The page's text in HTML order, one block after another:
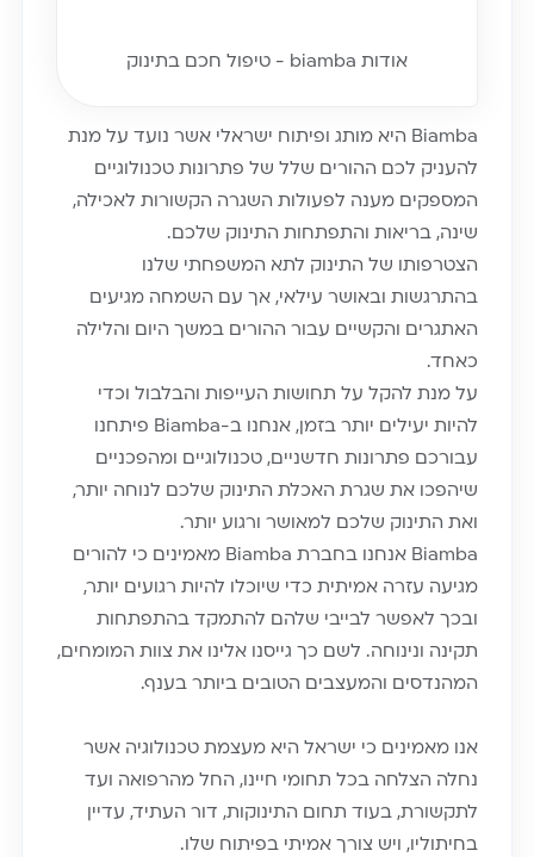
אודות biamba - טיפול חכם בתינוק
Biamba היא מותג ופיתוח ישראלי אשר נועד על מנת
להעניק לכם ההורים שלל של פתרונות טכנולוגיים
המספקים מענה לפעולות השגרה הקשורות לאכילה,
שינה, בריאות והתפתחות התינוק שלכם.
הצטרפותו של התינוק לתא המשפחתי שלנו
בהתרגשות ובאושר עילאי, אך עם השמחה מגיעים
האתגרים והקשיים עבור ההורים במשך היום והלילה
כאחד.
על מנת להקל על תחושות העייפות והבלבול וכדי
להיות יעילים יותר בזמן, אנחנו ב-Biamba פיתחנו
עבורכם פתרונות חדשניים, טכנולוגיים ומהפכניים
שיהפכו את שגרת האכלת התינוק שלכם לנוחה יותר,
ואת התינוק שלכם למאושר ורגוע יותר.
Biamba אנחנו בחברת Biamba מאמינים כי להורים
מגיעה עזרה אמיתית כדי שיוכלו להיות רגועים יותר,
ובכך לאפשר לבייבי שלהם להתמקד בהתפתחות
תקינה ונינוחה. לשם כך גייסנו אלינו את צוות המומחים,
המהנדסים והמעצבים הטובים ביותר בענף.
אנו מאמינים כי ישראל היא מעצמת טכנולוגיה אשר
נחלה הצלחה בכל תחומי חיינו, החל מהרפואה ועד
לתקשורת, בעוד תחום התינוקות, דור העתיד, עדיין
בחיתוליו, ויש צורך אמיתי בפיתוח שלו.